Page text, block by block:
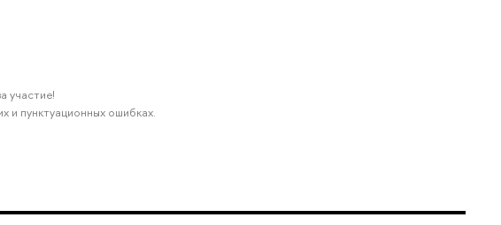
участие!
и пунктуационных ошибках.